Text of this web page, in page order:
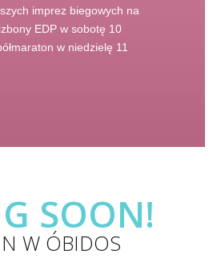
imprez biegowych na
EDP w sobotę 10
w niedzielę 11
SOON!
W ÓBIDOS